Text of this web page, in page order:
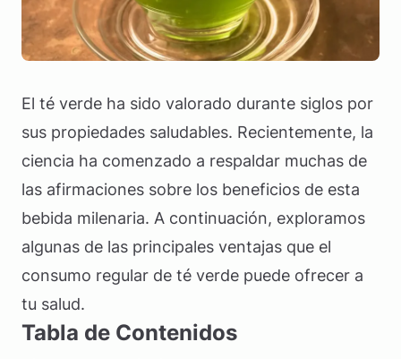
El té verde ha sido valorado durante siglos por
sus propiedades saludables. Recientemente, la
ciencia ha comenzado a respaldar muchas de
las afirmaciones sobre los beneficios de esta
bebida milenaria. A continuación, exploramos
algunas de las principales ventajas que el
consumo regular de té verde puede ofrecer a
tu salud.
Tabla de Contenidos